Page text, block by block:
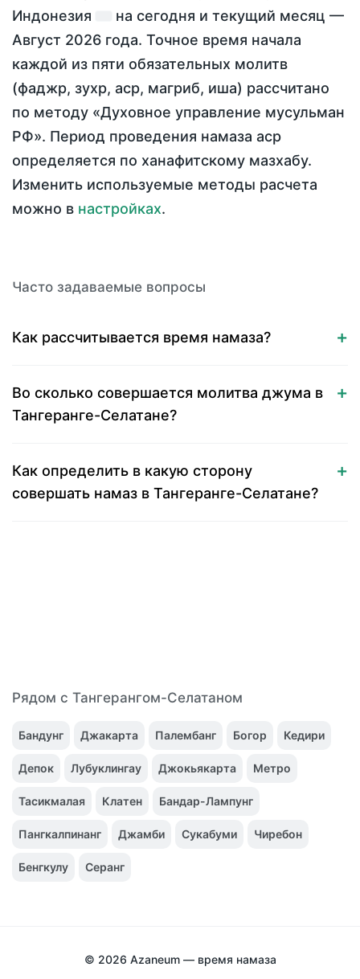
Индонезия
на сегодня и текущий месяц —
Август 2026 года. Точное время начала
каждой из пяти обязательных молитв
(фаджр, зухр, аср, магриб, иша) рассчитано
по методу «Духовное управление мусульман
РФ». Период проведения намаза аср
определяется по ханафитскому мазхабу.
Изменить используемые методы расчета
можно в настройках.
Часто задаваемые вопросы
Как рассчитывается время намаза?
Во сколько совершается молитва джума в
Тангеранге-Селатане?
Как определить в какую сторону
совершать намаз в Тангеранге-Селатане?
Рядом с Тангерангом-Селатаном
Бандунг Джакарта Палембанг Богор Кедири
Депок Лубуклингау Джокьякарта Метро
Тасикмалая Клатен Бандар-Лампунг
Пангкалпинанг Джамби Сукабуми Чиребон
Бенгкулу Серанг
© 2026 Azaneum — время намаза